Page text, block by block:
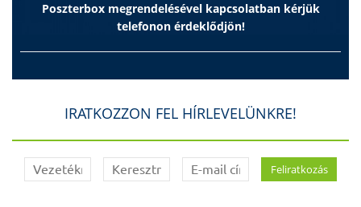
Poszterbox megrendelésével kapcsolatban kérjük
telefonon érdeklődjön!
IRATKOZZON FEL HÍRLEVELÜNKRE!